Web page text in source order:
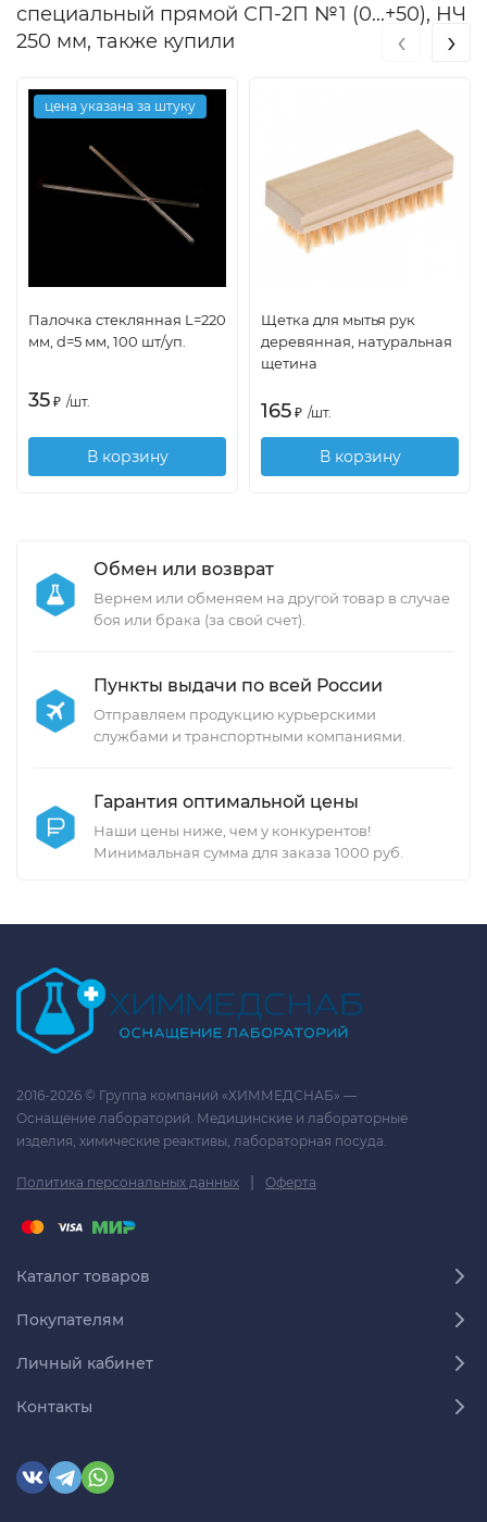
специальный прямой СП-2П №1 (0...+50), НЧ
250 мм, также купили
цена указана за штуку
Палочка стеклянная L=220
мм, d=5 мм, 100 шт/уп.
35 ₽ /шт.
В корзину
Щетка для мытья рук
деревянная, натуральная
щетина
165 ₽ /шт.
В корзину
‹ ›
Обмен или возврат
Вернем или обменяем на другой товар в случае
боя или брака (за свой счет).
Пункты выдачи по всей России
Отправляем продукцию курьерскими
службами и транспортными компаниями.
Гарантия оптимальной цены
Наши цены ниже, чем у конкурентов!
Минимальная сумма для заказа 1000 руб.
2016-2026 © Группа компаний «ХИММЕДСНАБ» —
Оснащение лабораторий. Медицинские и лабораторные
изделия, химические реактивы, лабораторная посуда.
Политика персональных данных | Оферта
Каталог товаров
Покупателям
Личный кабинет
Контакты